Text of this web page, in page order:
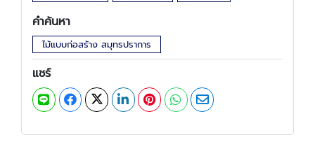
คำค้นหา
ไม้แบบก่อสร้าง สมุทรปราการ
แชร์